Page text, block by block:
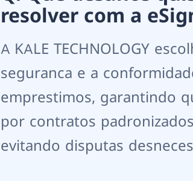
resolver com a
A KALE TECHNOLOGY
seguranca e a
emprestimos, garantindo
por contratos
evitando disputas